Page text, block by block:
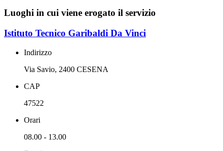
Luoghi in cui viene erogato il servizio
Istituto Tecnico Garibaldi Da Vinci
Indirizzo
Via Savio, 2400 CESENA
CAP
47522
Orari
08.00 - 13.00